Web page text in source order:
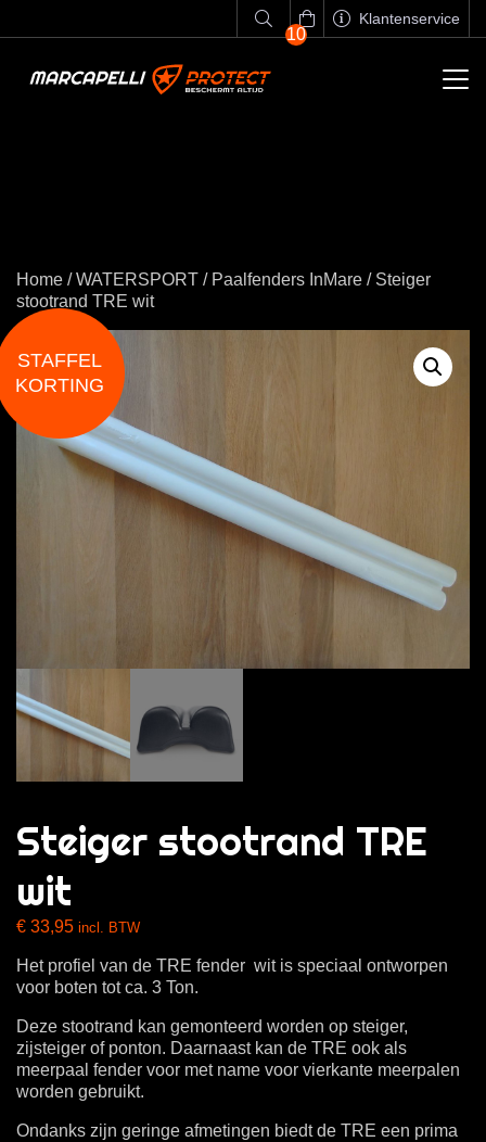
10
Klantenservice
Home /WATERSPORT / Paalfenders InMare / Steiger
stootrand TRE wit
STAFFEL
KORTING
Steiger stootrand TRE
wit
€ 33,95 incl. BTW
Het profiel van de TRE fender wit is speciaal ontworpen
voor boten tot ca. 3 Ton.
Deze stootrand kan gemonteerd worden op steiger,
zijsteiger of ponton. Daarnaast kan de TRE ook als
meerpaal fender voor met name voor vierkante meerpalen
worden gebruikt.
Ondanks zijn geringe afmetingen biedt de TRE een prima